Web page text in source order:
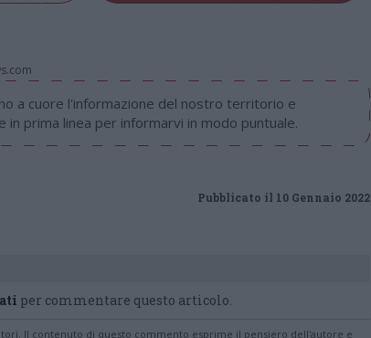
a cuore l'informazione del nostro territorio e
in prima linea per informarvi in modo puntuale.
Pubblicato il 10 Gennaio 2022
per commentare questo articolo.
Il contenuto di questo commento esprime il pensiero dell'autore e